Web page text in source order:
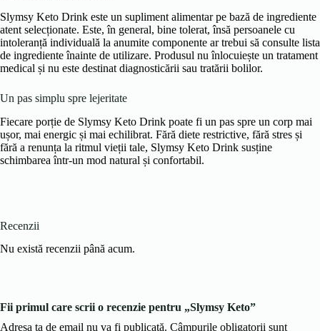
Slymsy Keto Drink este un supliment alimentar pe bază de ingrediente
atent selecționate. Este, în general, bine tolerat, însă persoanele cu
intoleranță individuală la anumite componente ar trebui să consulte lista
de ingrediente înainte de utilizare. Produsul nu înlocuiește un tratament
medical și nu este destinat diagnosticării sau tratării bolilor.
Un pas simplu spre lejeritate
Fiecare porție de Slymsy Keto Drink poate fi un pas spre un corp mai
ușor, mai energic și mai echilibrat. Fără diete restrictive, fără stres și
fără a renunța la ritmul vieții tale, Slymsy Keto Drink susține
schimbarea într-un mod natural și confortabil.
Recenzii
Nu există recenzii până acum.
Fii primul care scrii o recenzie pentru „Slymsy Keto”
Adresa ta de email nu va fi publicată. Câmpurile obligatorii sunt